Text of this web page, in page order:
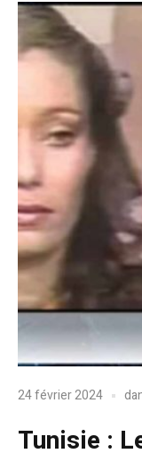
24 février 2024
Tunisie :